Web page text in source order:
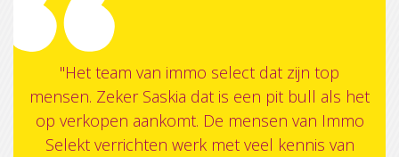
"Het team van immo select dat zijn top
mensen. Zeker Saskia dat is een pit bull als het
op verkopen aankomt. De mensen van Immo
Selekt verrichten werk met veel kennis van